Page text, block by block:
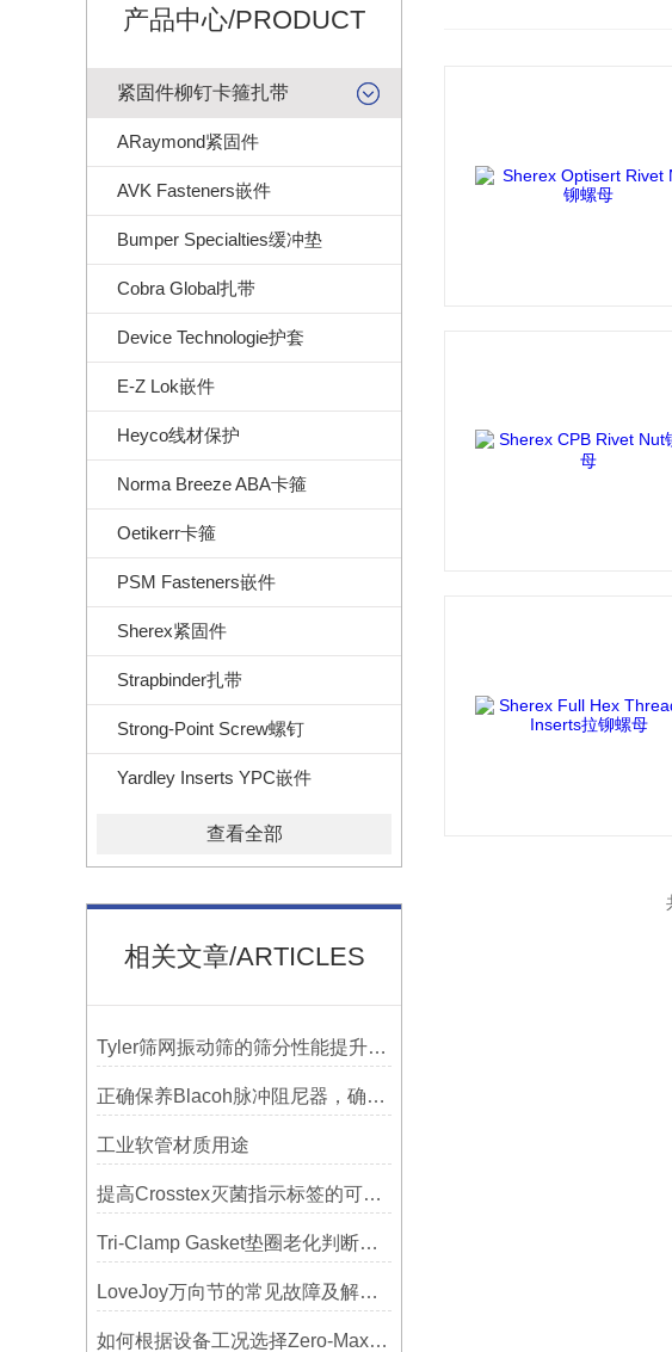
产品中心/PRODUCT
紧固件柳钉卡箍扎带
ARaymond紧固件
AVK Fasteners嵌件
Bumper Specialties缓冲垫
Cobra Global扎带
Device Technologie护套
E-Z Lok嵌件
Heyco线材保护
Norma Breeze ABA卡箍
Oetikerr卡箍
PSM Fasteners嵌件
Sherex紧固件
Strapbinder扎带
Strong-Point Screw螺钉
Yardley Inserts YPC嵌件
查看全部
相关文章/ARTICLES
Tyler筛网振动筛的筛分性能提升技巧
正确保养Blacoh脉冲阻尼器，确保长期稳定运行
工业软管材质用途
提高Crosstex灭菌指示标签的可见性和识别度的方法
Tri-Clamp Gasket垫圈老化判断，定期更换维护要点
LoveJoy万向节的常见故障及解决方案
如何根据设备工况选择Zero-Max联轴器？